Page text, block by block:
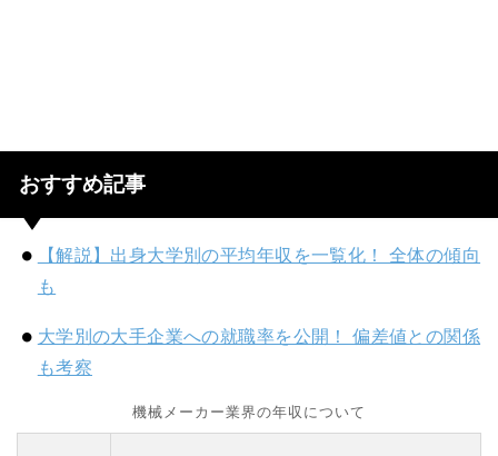
おすすめ記事
【解説】出身大学別の平均年収を一覧化！ 全体の傾向
も
大学別の大手企業への就職率を公開！ 偏差値との関係
も考察
機械メーカー業界の年収について